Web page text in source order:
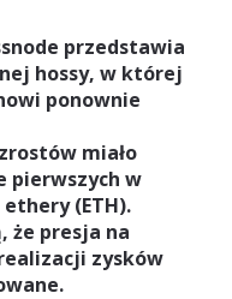
przedstawia
hossy, w której
ponownie
miało
pierwszych w
(ETH).
że presja na
zysków